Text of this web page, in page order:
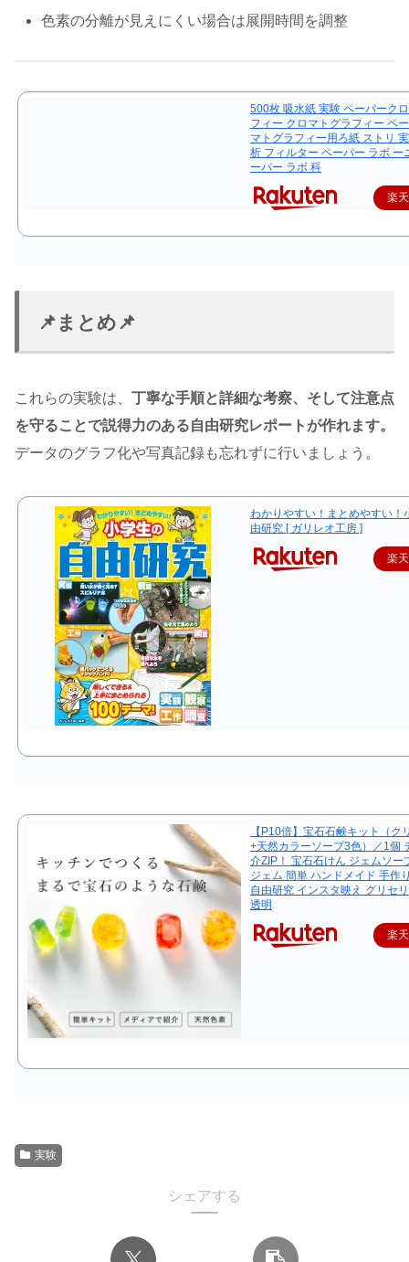
色素の分離が見えにくい場合は展開時間を調整
500枚 吸水紙 実験 ペーパーク
フィー クロマトグラフィー ペ
マトグラフィー用ろ紙 ストリ
析 フィルター ペーパー ラボ ー
ーパー ラボ 科
楽
📌まとめ📌
これらの実験は、 丁寧な手順と詳細な考察、そして注意点
を守ることで説得力のある自由研究レポートが作れます。
データのグラフ化や写真記録も忘れずに行いましょう。
わかりやすい！まとめやすい！
由研究 [ ガリレオ工房 ]
楽
【P10倍】宝石石鹸キット（ク
+天然カラーソープ3色）／1個
介ZIP！ 宝石石けん ジェムソー
ジェム 簡単 ハンドメイド 手作
自由研究 インスタ映え グリセ
透明
楽
実験
シェアする